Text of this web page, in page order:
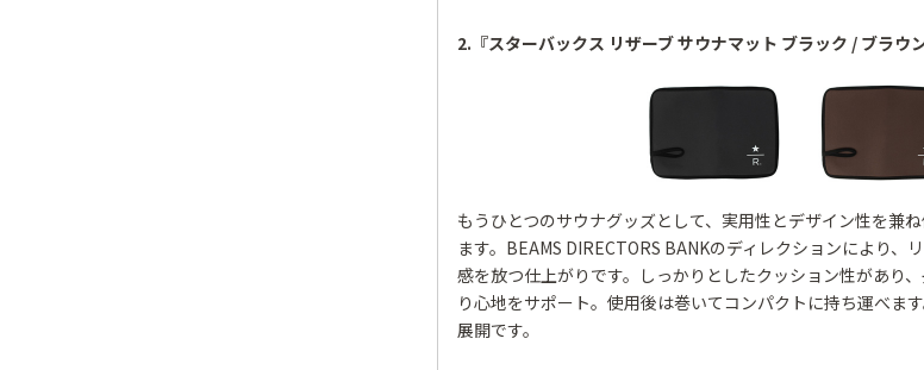
2.『スターバックス リザーブ サウナマット ブラック / ブラウ
もうひとつのサウナグッズとして、実用性とデザイン性を兼
ます。BEAMS DIRECTORS BANKのディレクションにより、
感を放つ仕上がりです。しっかりとしたクッション性があり
り心地をサポート。使用後は巻いてコンパクトに持ち運べま
展開です。